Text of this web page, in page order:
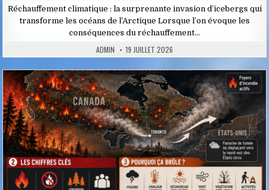
Réchauffement climatique : la surprenante invasion d’icebergs qui
transforme les océans de l’Arctique Lorsque l’on évoque les
conséquences du réchauffement…
ADMIN 19 JUILLET 2026
Posted
in